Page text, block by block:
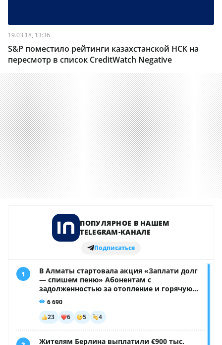
19.03.18, 13:36
S&P поместило рейтинги казахстанской НСК на
пересмотр в список CreditWatch Negative